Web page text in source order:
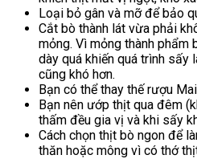
Loại bỏ gân và mỡ để bảo
Cắt bò thành lát vừa phải
mỏng. Vì mỏng thành phẩm
dày quá khiến quá trình sấy
cũng khó hơn.
Bạn có thể thay thế rượu
Bạn nên ướp thịt qua đêm
thấm đều gia vị và khi sấy
Cách chọn thịt bò ngon để
thăn hoặc mông vì có thớ